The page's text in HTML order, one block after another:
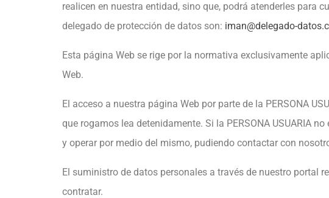
realicen en nuestra entidad, sino que, podrá atenderles para
delegado de protección de datos son: iman@delegado-
Esta página Web se rige por la normativa exclusivamente
Web.
El acceso a nuestra página Web por parte de la PERSONA
que rogamos lea detenidamente. Si la PERSONA USUARIA
y operar por medio del mismo, pudiendo contactar con
El suministro de datos personales a través de nuestro portal
contratar.